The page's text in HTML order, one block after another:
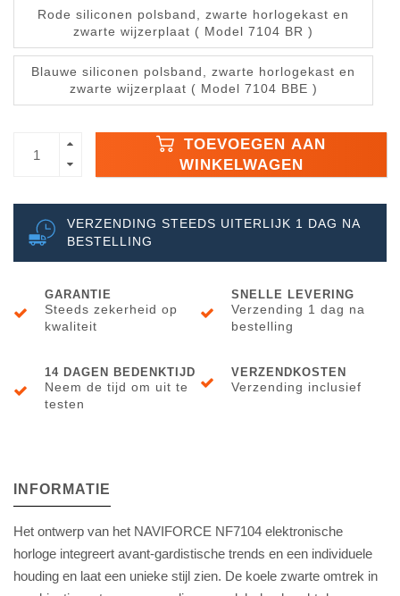
Rode siliconen polsband, zwarte horlogekast en
zwarte wijzerplaat ( Model 7104 BR )
Blauwe siliconen polsband, zwarte horlogekast en
zwarte wijzerplaat ( Model 7104 BBE )
TOEVOEGEN AAN
WINKELWAGEN
VERZENDING STEEDS UITERLIJK 1 DAG NA
BESTELLING
GARANTIE
Steeds zekerheid op
kwaliteit
SNELLE LEVERING
Verzending 1 dag na
bestelling
14 DAGEN BEDENKTIJD
Neem de tijd om uit te
testen
VERZENDKOSTEN
Verzending inclusief
INFORMATIE
Het ontwerp van het NAVIFORCE NF7104 elektronische
horloge integreert avant-gardistische trends en een individuele
houding en laat een unieke stijl zien. De koele zwarte omtrek in